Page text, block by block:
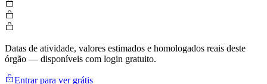
Datas de atividade, valores estimados e homologados reais deste
órgão — disponíveis com login gratuito.
Entrar para ver grátis